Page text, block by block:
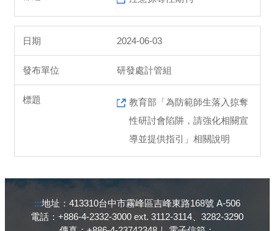
2024-06-03
研發處計管組
教育部「為防範師生落入掠奪
性研討會陷阱，請強化相關宣
導並提供指引」相關說明
:::地址：413310台中市霧峰區吉峰東路168號 A-506
電話：+886-4-2332-3000 ext. 3112-3114、3282-3290